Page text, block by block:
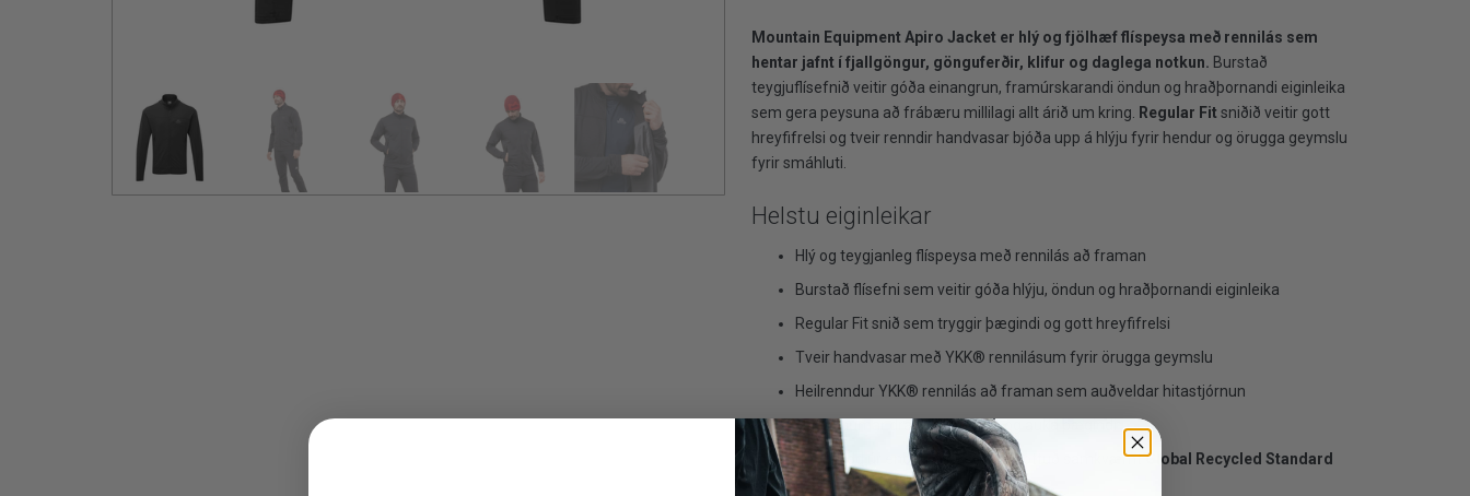
Mountain Equipment Apiro Jacket er hlý og fjölhæf flíspeysa með rennilás sem
hentar jafnt í fjallgöngur, gönguferðir, klifur og daglega notkun. Burstað
teygjuflísefnið veitir góða einangrun, framúrskarandi öndun og hraðþornandi eiginleika
sem gera peysuna að frábæru millilagi allt árið um kring. Regular Fit sniðið veitir gott
hreyfifrelsi og tveir renndir handvasar bjóða upp á hlýju fyrir hendur og örugga geymslu
fyrir smáhluti.
Helstu eiginleikar
Hlý og teygjanleg flíspeysa með rennilás að framan
Burstað flísefni sem veitir góða hlýju, öndun og hraðþornandi eiginleika
Regular Fit snið sem tryggir þægindi og gott hreyfifrelsi
Tveir handvasar með YKK® rennilásum fyrir örugga geymslu
Heilrenndur YKK® rennilás að framan sem auðveldar hitastjórnun
Flatir saumar draga úr núningi og auka þægindi
Framleidd úr endurunnu efni og vottuð samkvæmtGlobal Recycled Standard
(GRS)